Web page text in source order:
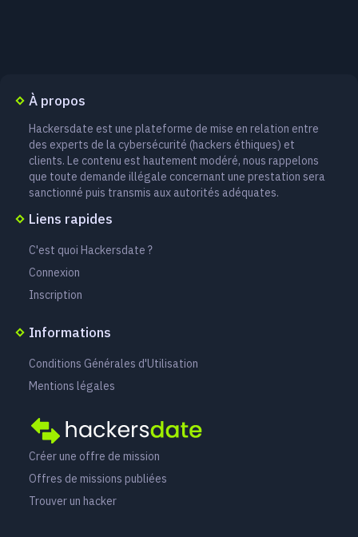
À propos
Hackersdate est une plateforme de mise en relation entre
des experts de la cybersécurité (hackers éthiques) et
clients. Le contenu est hautement modéré, nous rappelons
que toute demande illégale concernant une prestation sera
sanctionné puis transmis aux autorités adéquates.
Liens rapides
C'est quoi Hackersdate ?
Connexion
Inscription
Informations
Conditions Générales d'Utilisation
Mentions légales
Créer une offre de mission
Offres de missions publiées
Trouver un hacker